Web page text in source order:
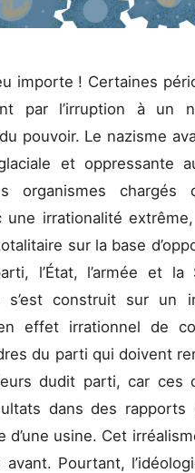
importe ! Certaines
par l’irruption à un
pouvoir. Le nazisme
et oppressante
organismes
une irrationalité
sur la base
l’État, l’armée et
s’est construit sur un
effet irrationnel de
du parti qui doivent
dudit parti, car ces
dans des rapports
d’une usine. Cet
Pourtant,